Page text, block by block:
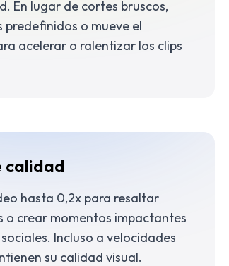
En lugar de cortes bruscos,
predefinidos o mueve el
acelerar o ralentizar los clips
calidad
hasta 0,2x para resaltar
o crear momentos impactantes
Incluso a velocidades
su calidad visual.